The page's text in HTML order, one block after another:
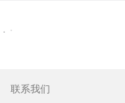
. .
联系我们